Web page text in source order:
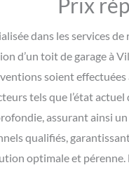
dans les services
d’un toit de garage à
soient
tels que l’état
assurant ainsi
qualifiés,
optimale et pérenne.